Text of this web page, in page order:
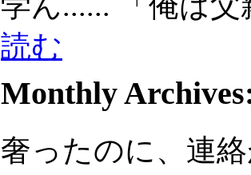
読む
Monthly
奢ったのに、連